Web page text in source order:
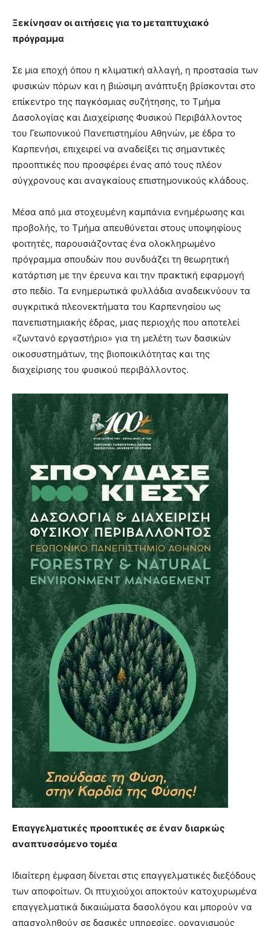
Ξεκίνησαν οι αιτήσεις για το μεταπτυχιακό
πρόγραμμα
Σε μια εποχή όπου η κλιματική αλλαγή, η προστασία των
φυσικών πόρων και η βιώσιμη ανάπτυξη βρίσκονται στο
επίκεντρο της παγκόσμιας συζήτησης, το Τμήμα
Δασολογίας και Διαχείρισης Φυσικού Περιβάλλοντος
του Γεωπονικού Πανεπιστημίου Αθηνών, με έδρα το
Καρπενήσι, επιχειρεί να αναδείξει τις σημαντικές
προοπτικές που προσφέρει ένας από τους πλέον
σύγχρονους και αναγκαίους επιστημονικούς κλάδους.
Μέσα από μια στοχευμένη καμπάνια ενημέρωσης και
προβολής, το Τμήμα απευθύνεται στους υποψηφίους
φοιτητές, παρουσιάζοντας ένα ολοκληρωμένο
πρόγραμμα σπουδών που συνδυάζει τη θεωρητική
κατάρτιση με την έρευνα και την πρακτική εφαρμογή
στο πεδίο. Τα ενημερωτικά φυλλάδια αναδεικνύουν τα
συγκριτικά πλεονεκτήματα του Καρπενησίου ως
πανεπιστημιακής έδρας, μιας περιοχής που αποτελεί
«ζωντανό εργαστήριο» για τη μελέτη των δασικών
οικοσυστημάτων, της βιοποικιλότητας και της
διαχείρισης του φυσικού περιβάλλοντος.
Επαγγελματικές προοπτικές σε έναν διαρκώς
αναπτυσσόμενο τομέα
Ιδιαίτερη έμφαση δίνεται στις επαγγελματικές διεξόδους
των αποφοίτων. Οι πτυχιούχοι αποκτούν κατοχυρωμένα
επαγγελματικά δικαιώματα δασολόγου και μπορούν να
απασχοληθούν σε δασικές υπηρεσίες, οργανισμούς